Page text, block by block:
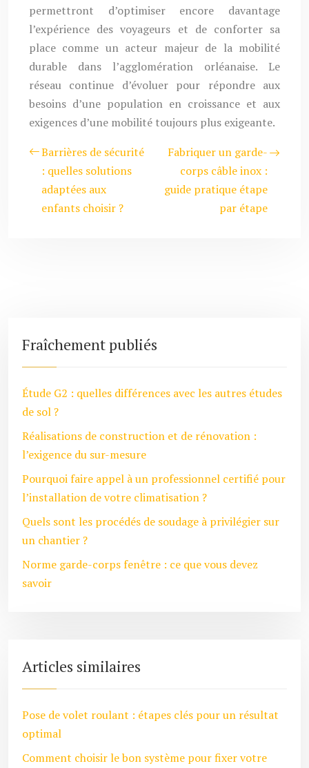
permettront d’optimiser encore davantage
l’expérience des voyageurs et de conforter sa
place comme un acteur majeur de la mobilité
durable dans l’agglomération orléanaise. Le
réseau continue d’évoluer pour répondre aux
besoins d’une population en croissance et aux
exigences d’une mobilité toujours plus exigeante.
Barrières de sécurité
: quelles solutions
adaptées aux
enfants choisir ?
Fabriquer un garde-
corps câble inox :
guide pratique étape
par étape
Fraîchement publiés
Étude G2 : quelles différences avec les autres études
de sol ?
Réalisations de construction et de rénovation :
l’exigence du sur-mesure
Pourquoi faire appel à un professionnel certifié pour
l’installation de votre climatisation ?
Quels sont les procédés de soudage à privilégier sur
un chantier ?
Norme garde-corps fenêtre : ce que vous devez
savoir
Articles similaires
Pose de volet roulant : étapes clés pour un résultat
optimal
Comment choisir le bon système pour fixer votre